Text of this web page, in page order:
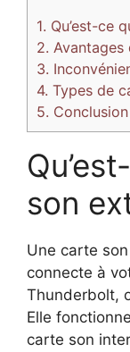
1. Qu’est-ce
2. Avantages
3.
4. Types de
5. Conclusion
son
Une carte
connecte à
Thunderbolt,
Elle
carte son